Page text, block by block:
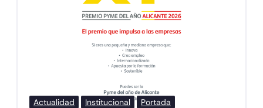
Actualidad Institucional Portada